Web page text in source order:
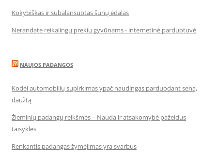
Kokybiškas ir subalansuotas šunų ėdalas
Nerandate reikalingų prekių gyvūnams - internetinė parduotuvė
NAUJOS PADANGOS
Kodėl automobilių supirkimas ypač naudingas parduodant seną,
daužtą
Žieminių padangų reikšmės – Nauda ir atsakomybė pažeidus
taisykles
Renkantis padangas žymėjimas yra svarbus